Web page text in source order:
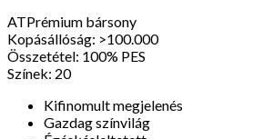
ATPrémium bársony
Kopásállóság: >100.000
Összetétel: 100% PES
Színek: 20
Kifinomult megjelenés
Gazdag színvilág